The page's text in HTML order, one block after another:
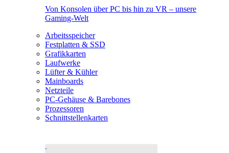
Von Konsolen über PC bis hin zu VR – unsere
Gaming-Welt
Arbeitsspeicher
Festplatten & SSD
Grafikkarten
Laufwerke
Lüfter & Kühler
Mainboards
Netzteile
PC-Gehäuse & Barebones
Prozessoren
Schnittstellenkarten